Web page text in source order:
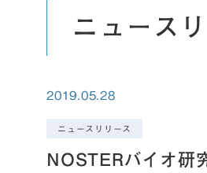
ニュース
2019.05.28
ニュースリリース
NOSTERバイオ